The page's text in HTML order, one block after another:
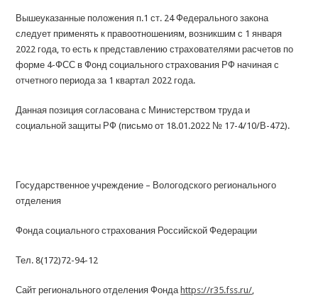
Вышеуказанные положения п.1 ст. 24 Федерального закона
следует применять к правоотношениям, возникшим с 1 января
2022 года, то есть к представлению страхователями расчетов по
форме 4-ФСС в Фонд социального страхования РФ начиная с
отчетного периода за 1 квартал 2022 года.
Данная позиция согласована с Министерством труда и
социальной защиты РФ (письмо от 18.01.2022 № 17-4/10/В-472).
Государственное учреждение – Вологодского регионального
отделения
Фонда социального страхования Российской Федерации
Тел. 8(172)72-94-12
Сайт регионального отделения Фонда https://r35.fss.ru/,